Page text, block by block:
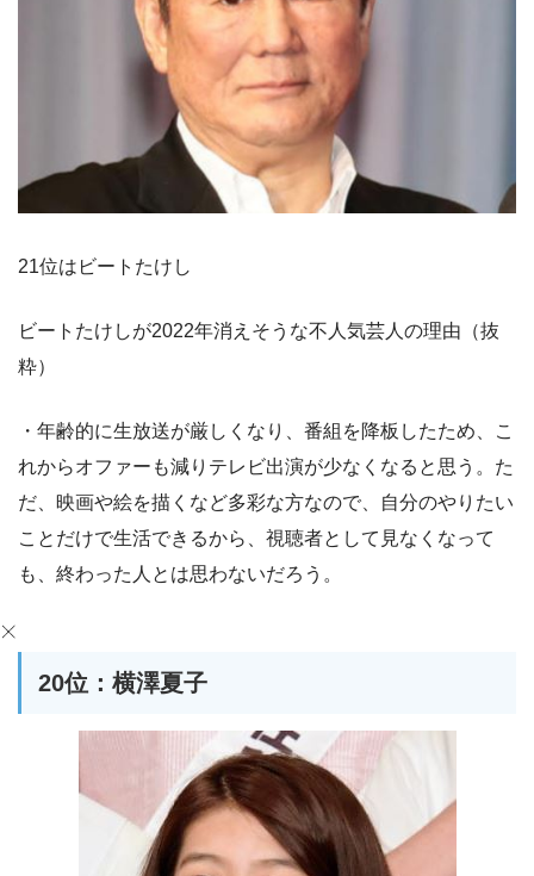
21位はビートたけし
ビートたけしが2022年消えそうな不人気芸人の理由（抜
粋）
・年齢的に生放送が厳しくなり、番組を降板したため、こ
れからオファーも減りテレビ出演が少なくなると思う。た
だ、映画や絵を描くなど多彩な方なので、自分のやりたい
ことだけで生活できるから、視聴者として見なくなって
も、終わった人とは思わないだろう。
20位：横澤夏子